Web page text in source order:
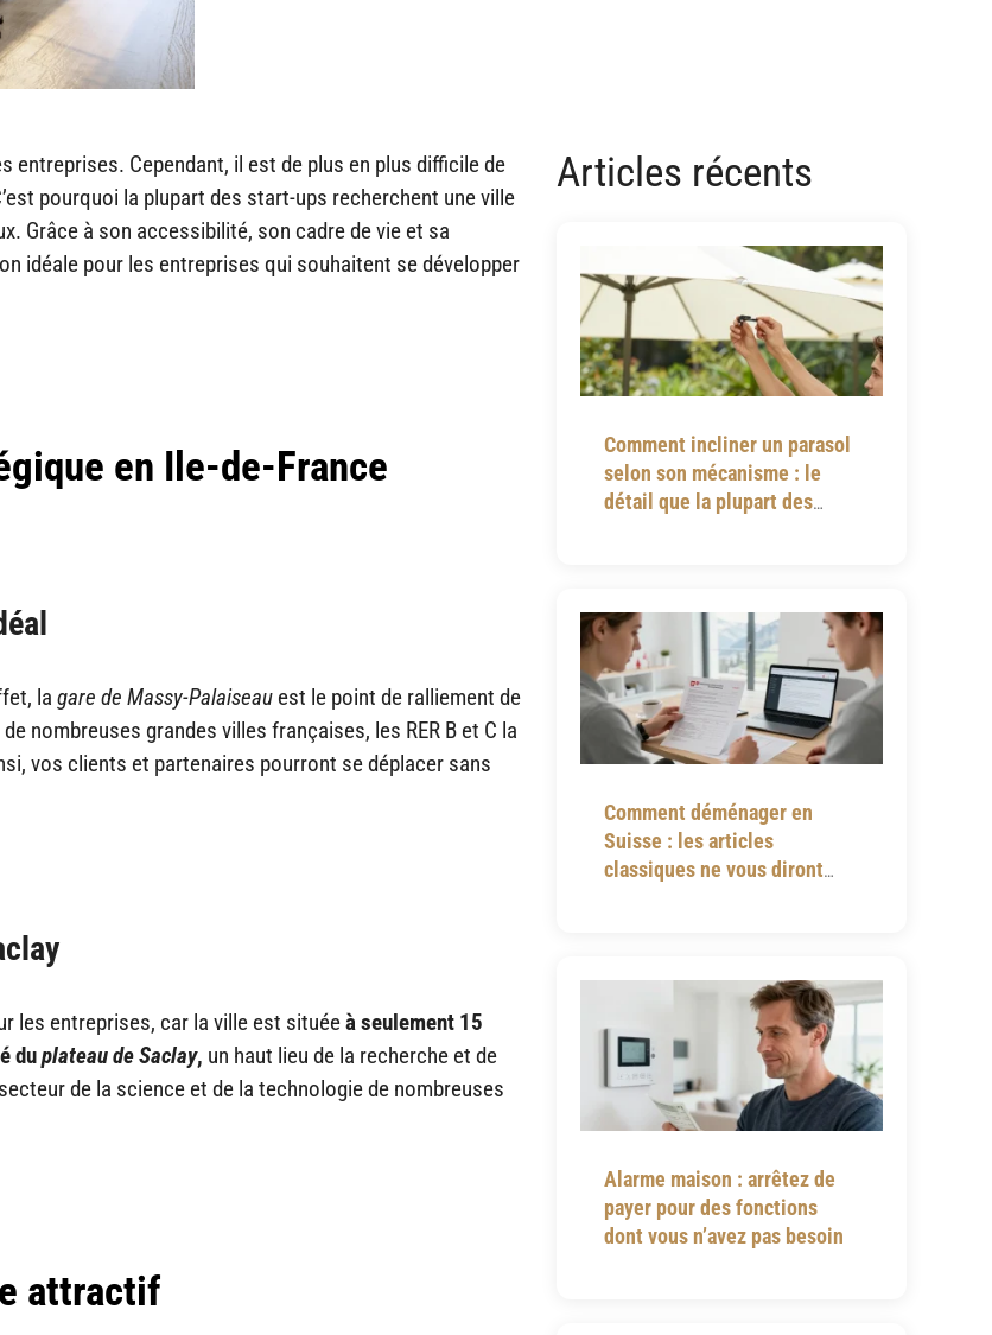
entreprises. Cependant, il est de plus en plus difficile de
pourquoi la plupart des start-ups recherchent une ville
Grâce à son accessibilité, son cadre de vie et sa
idéale pour les entreprises qui souhaitent se développer
en Ile-de-France
la gare de Massy-Palaiseau est le point de ralliement de
nombreuses grandes villes françaises, les RER B et C la
vos clients et partenaires pourront se déplacer sans
les entreprises, car la ville est situéeà seulement 15
duplateau de Saclay, un haut lieu de la recherche et de
de la science et de la technologie de nombreuses
attractif
Articles récents
Comment incliner un parasol
selon son mécanisme : le
détail que la plupart des
Comment déménager en
Suisse : les articles
classiques ne vous diront
Alarme maison : arrêtez de
payer pour des fonctions
dont vous n’avez pas besoin